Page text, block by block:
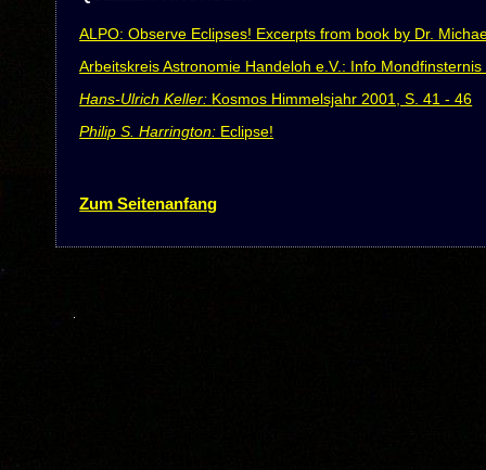
ALPO: Observe Eclipses! Excerpts from book by Dr.
Arbeitskreis Astronomie Handeloh e.V.: Info Mondfinsternis
Hans-Ulrich Keller: Kosmos Himmelsjahr 2001, S. 41 - 46
Philip S. Harrington: Eclipse!
Zum Seitenanfang